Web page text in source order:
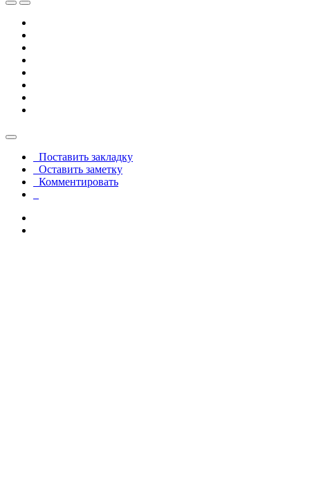
Поставить закладку
Оставить заметку
Комментировать